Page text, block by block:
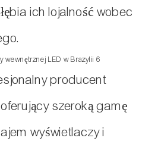
ich lojalność wobec
producent
szeroką gamę
wyświetlaczy i